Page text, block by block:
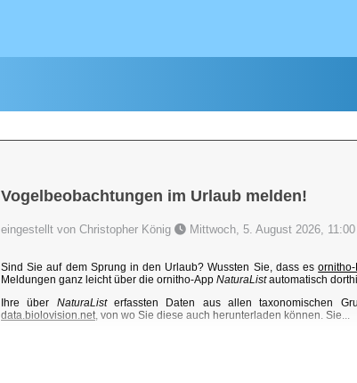
Vogelbeobachtungen im Urlaub melden!
eingestellt von Christopher König Mittwoch, 5. August 2026, 11:00
Sind Sie auf dem Sprung in den Urlaub? Wussten Sie, dass es
Meldungen ganz leicht über die ornitho-App NaturaListautomatisch
Ihre über NaturaListerfassten Daten aus allen taxonomischen
data.biolovision.net , von wo Sie diese auch herunterladen können. Sie...